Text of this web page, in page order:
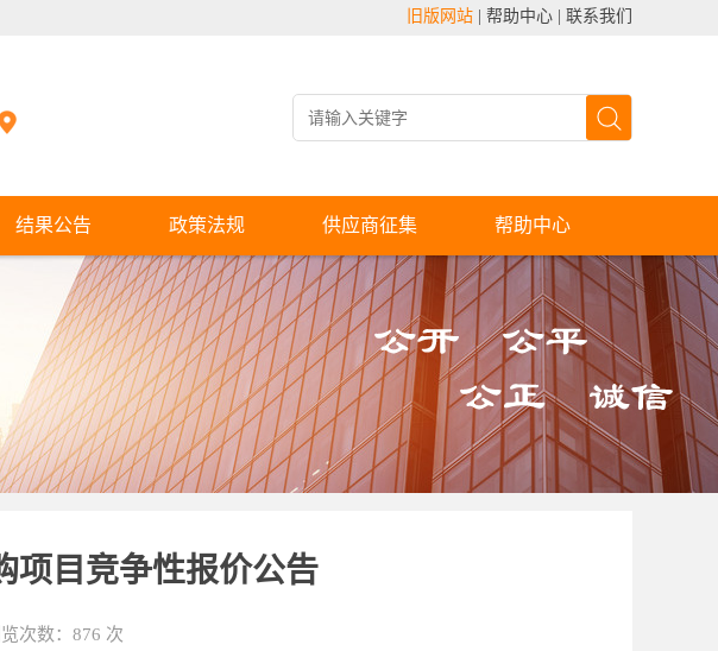
旧版网站 帮助中心 联系我们
结果公告 政策法规 供应商征集 帮助中心
项目竞争性报价公告
次数： 876 次